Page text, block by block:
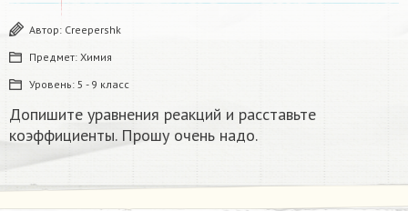
Автор: Creepershk
Предмет: Химия
Уровень: 5 - 9 класс
Допишите уравнения реакций и расставьте
коэффициенты. Прошу очень надо.​